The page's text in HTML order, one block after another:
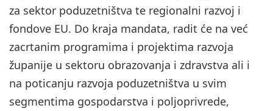
za sektor poduzetništva te regionalni razvoj i
fondove EU. Do kraja mandata, radit će na već
zacrtanim programima i projektima razvoja
županije u sektoru obrazovanja i zdravstva ali i
na poticanju razvoja poduzetništva u svim
segmentima gospodarstva i poljoprivrede,